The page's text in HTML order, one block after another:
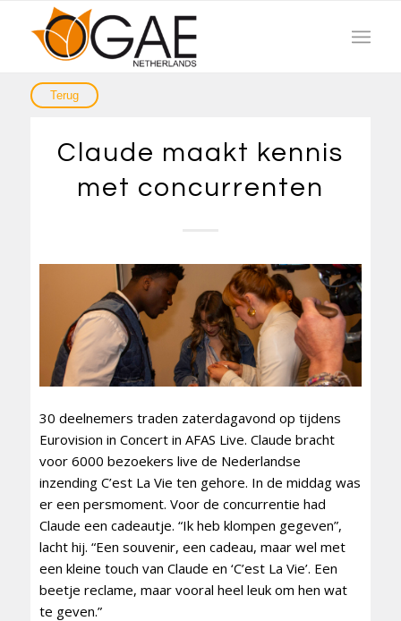
Claude maakt kennis
met concurrenten
30 deelnemers traden zaterdagavond op tijdens
Eurovision in Concert in AFAS Live. Claude bracht
voor 6000 bezoekers live de Nederlandse
inzending C’est La Vie ten gehore. In de middag was
er een persmoment. Voor de concurrentie had
Claude een cadeautje. “Ik heb klompen gegeven”,
lacht hij. “Een souvenir, een cadeau, maar wel met
een kleine touch van Claude en ‘C’est La Vie’. Een
beetje reclame, maar vooral heel leuk om hen wat
te geven.”